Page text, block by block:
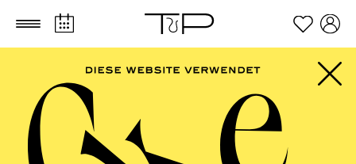
Zum Hauptinhalt springen Zum Footer springen